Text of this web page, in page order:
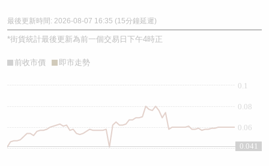
最後更新時間: 2026-08-07 16:35 (15分鐘延遲)
*街貨統計最後更新為前一個交易日下午4時正
前收市價 即市走勢
0.04
0.06
0.08
0.1
0.041